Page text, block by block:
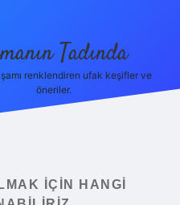
Tadında
renklendiren ufak keşifler ve
öneriler.
IÇIN HANGI